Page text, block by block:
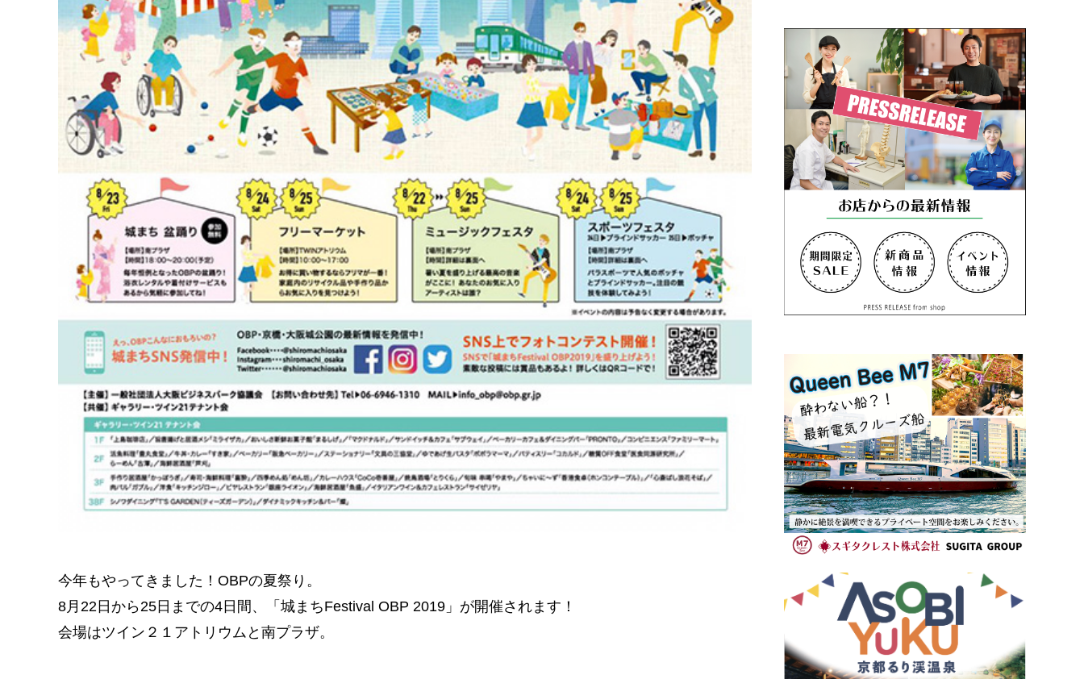
今年もやってきました！OBPの夏祭り。
8月22日から25日までの4日間、「城まちFestival OBP 2019」が開催されます！
会場はツイン２１アトリウムと南プラザ。